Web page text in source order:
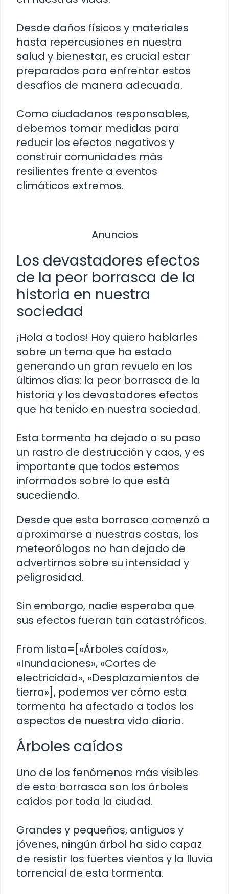
Desde daños físicos y materiales
hasta repercusiones en nuestra
salud y bienestar, es crucial estar
preparados para enfrentar estos
desafíos de manera adecuada.
Como ciudadanos responsables,
debemos tomar medidas para
reducir los efectos negativos y
construir comunidades más
resilientes frente a eventos
climáticos extremos.
Anuncios
Los devastadores efectos
de la peor borrasca de la
historia en nuestra
sociedad
¡Hola a todos! Hoy quiero hablarles
sobre un tema que ha estado
generando un gran revuelo en los
últimos días: la peor borrasca de la
historia y los devastadores efectos
que ha tenido en nuestra sociedad.
Esta tormenta ha dejado a su paso
un rastro de destrucción y caos, y es
importante que todos estemos
informados sobre lo que está
sucediendo.
Desde que esta borrasca comenzó a
aproximarse a nuestras costas, los
meteorólogos no han dejado de
advertirnos sobre su intensidad y
peligrosidad.
Sin embargo, nadie esperaba que
sus efectos fueran tan catastróficos.
From lista=[«Árboles caídos»,
«Inundaciones», «Cortes de
electricidad», «Desplazamientos de
tierra»], podemos ver cómo esta
tormenta ha afectado a todos los
aspectos de nuestra vida diaria.
Árboles caídos
Uno de los fenómenos más visibles
de esta borrasca son los árboles
caídos por toda la ciudad.
Grandes y pequeños, antiguos y
jóvenes, ningún árbol ha sido capaz
de resistir los fuertes vientos y la lluvia
torrencial de esta tormenta.